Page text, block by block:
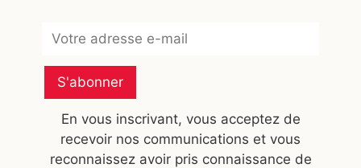
S'abonner
En vous inscrivant, vous acceptez de
recevoir nos communications et vous
reconnaissez avoir pris connaissance de